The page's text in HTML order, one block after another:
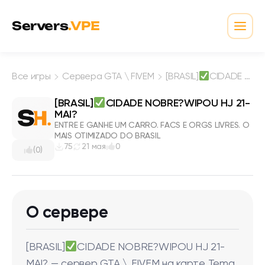
Servers.VPE
Все игры Сервера GTA \ FIVEM [BRASIL] CIDADE NOBRE?WIPOU HJ 21-MAI?
(0)
[BRASIL]
CIDADE NOBRE?WIPOU HJ 21-
MAI?
ENTRE E GANHE UM CARRO. FACS E ORGS LIVRES. O
MAIS OTIMIZADO DO BRASIL
75
21 мая 0
О сервере
[BRASIL]
CIDADE NOBRE?WIPOU HJ 21-